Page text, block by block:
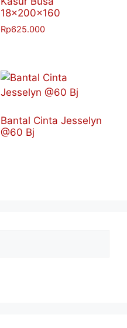
18x200x160
Rp625.000
Bantal Cinta Jesselyn
@60 Bj